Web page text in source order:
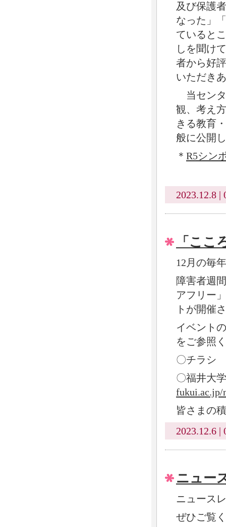
及び保護
なった」
ていると
しを聞け
者から好
いただき
当センタ
観、考え
きる教育
般に公開
＊ R5シン
2023.12.8 |
「ここ
12月の毎
障害者週
アフリー
トが開催
イベント
をご参照
〇
〇福井
fukui.ac.jp/
皆さまの
2023.12.6 |
ニュー
ニュース
ぜひご覧